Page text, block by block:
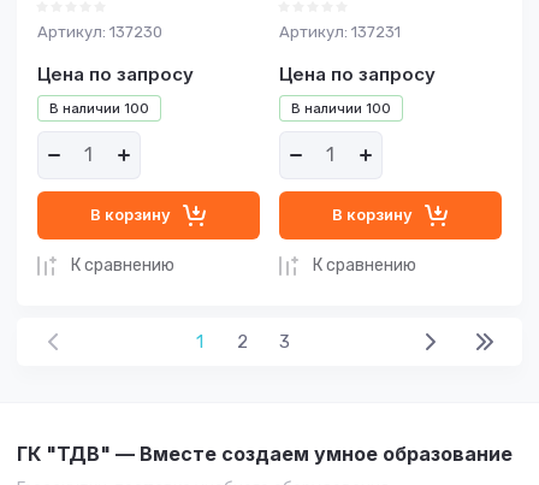
Артикул: 137230
В наличии 100
Цена по запросу
В корзину
К сравнению
Артикул: 137231
В наличии 100
Цена по запросу
В корзину
К сравнению
1 2 3
ГК "ТДВ" — Вместе создаем умное образование